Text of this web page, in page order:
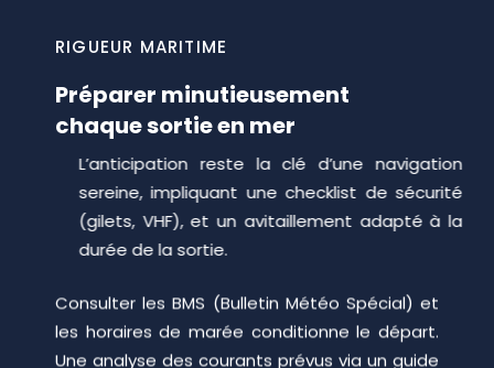
RIGUEUR MARITIME
Préparer minutieusement
chaque sortie en mer
L’anticipation reste la clé d’une navigation
sereine, impliquant une checklist de sécurité
(gilets, VHF), et un avitaillement adapté à la
durée de la sortie.
Consulter les BMS (Bulletin Météo Spécial) et
les horaires de marée conditionne le départ.
Une analyse des courants prévus via un guide